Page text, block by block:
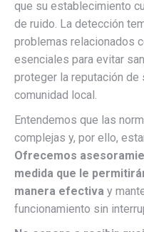
que su establecimiento
de ruido. La detección
problemas relacionados
esenciales para evitar
proteger la reputación de
comunidad local.
Entendemos que las
complejas y, por ello,
Ofrecemos
medida que le
manera efectiva y
funcionamiento sin